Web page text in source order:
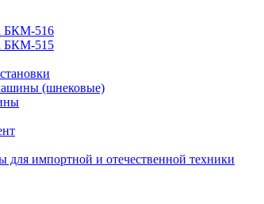
БКМ-516
БКМ-515
(шнековые)
для импортной и отечественной техники